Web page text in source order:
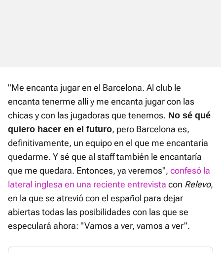
"Me encanta jugar en el Barcelona. Al club le
encanta tenerme allí y me encanta jugar con las
chicas y con las jugadoras que tenemos. No sé qué
quiero hacer en el futuro, pero Barcelona es,
definitivamente, un equipo en el que me encantaría
quedarme. Y sé que al staff también le encantaría
que me quedara. Entonces, ya veremos", confesó la
lateral inglesa en una reciente entrevista con Relevo,
en la que se atrevió con el español para dejar
abiertas todas las posibilidades con las que se
especulará ahora: "Vamos a ver, vamos a ver".